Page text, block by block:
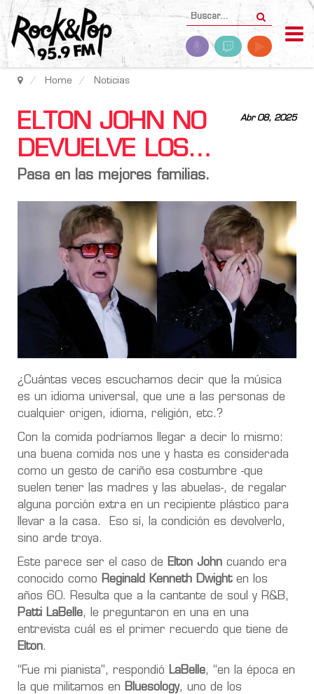
Home Noticias
Abr 08, 2025
ELTON JOHN NO
DEVUELVE LOS…
Pasa en las mejores familias.
¿Cuántas veces escuchamos decir que la música
es un idioma universal, que une a las personas de
cualquier origen, idioma, religión, etc.?
Con la comida podríamos llegar a decir lo mismo:
una buena comida nos une y hasta es considerada
como un gesto de cariño esa costumbre -que
suelen tener las madres y las abuelas-, de regalar
alguna porción extra en un recipiente plástico para
llevar a la casa. Eso sí, la condición es devolverlo,
sino arde troya.
Este parece ser el caso de Elton John cuando era
conocido como Reginald Kenneth Dwighten los
años 60. Resulta que a la cantante de soul y R&B,
Patti LaBelle, le preguntaron en una en una
entrevista cuál es el primer recuerdo que tiene de
Elton.
“Fue mi pianista”, respondió LaBelle, “en la época en
la que militamos en Bluesology, uno de los